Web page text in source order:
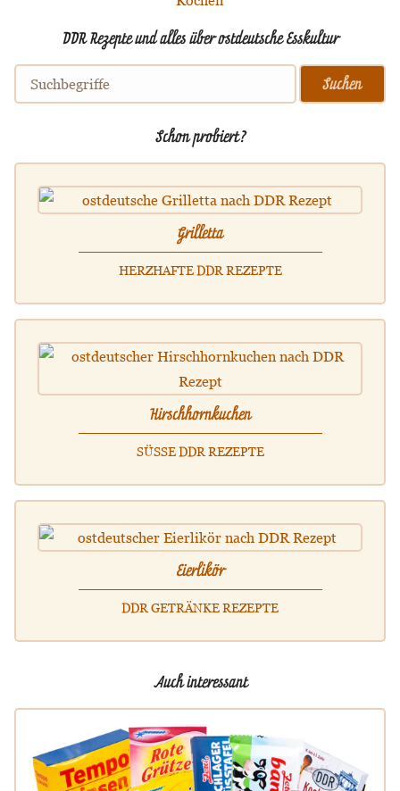
DDR Rezepte und alles über ostdeutsche Esskultur
Schon probiert?
Grilletta
HERZHAFTE DDR REZEPTE
Hirschhornkuchen
SÜSSE DDR REZEPTE
Eierlikör
DDR GETRÄNKE REZEPTE
Auch interessant